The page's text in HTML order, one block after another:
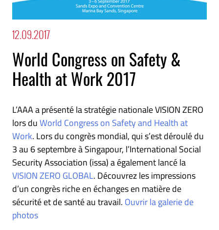
12.09.2017
World Congress on Safety &
Health at Work 2017
L’AAA a présenté la stratégie nationale VISION ZERO
lors duWorld Congress on Safety and Health at
Work. Lors du congrès mondial, qui s’est déroulé du
3 au 6 septembre à Singapour, l’International Social
Security Association (issa) a également lancé la
VISION ZERO GLOBAL. Découvrez les impressions
d’un congrès riche en échanges en matière de
sécurité et de santé au travail. Ouvrir la galerie de
photos